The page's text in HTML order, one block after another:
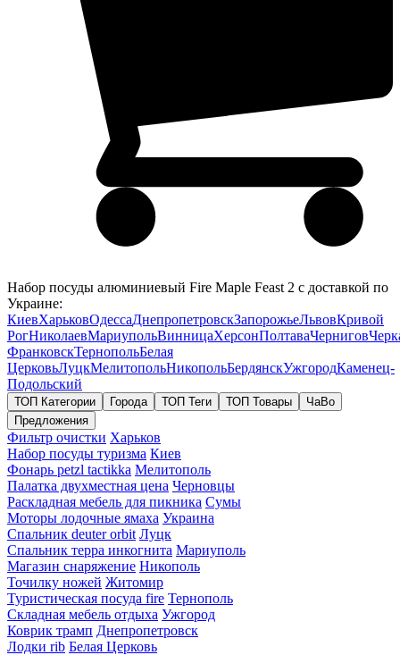
Набор посуды алюминиевый Fire Maple Feast 2 с доставкой по
Украине:
КиевХарьковОдессаДнепропетровскЗапорожьеЛьвовКривой
РогНиколаевМариупольВинницаХерсонПолтаваЧернигов
ФранковскТернопольБелая
ЦерковьЛуцкМелитопольНикопольБердянскУжгородКаменец-
Подольский
ТОП Категории Города ТОП Теги ТОП Товары
ЧаВо
Предложения
Фильтр очистки Харьков
Набор посуды туризма Киев
Фонарь petzl tactikka Мелитополь
Палатка двухместная цена Черновцы
Раскладная мебель для пикника Сумы
Моторы лодочные ямаха Украина
Спальник deuter orbit Луцк
Спальник терра инкогнита Мариуполь
Магазин снаряжение Никополь
Точилку ножей Житомир
Туристическая посуда fire Тернополь
Складная мебель отдыха Ужгород
Коврик трамп Днепропетровск
Лодки rib Белая Церковь